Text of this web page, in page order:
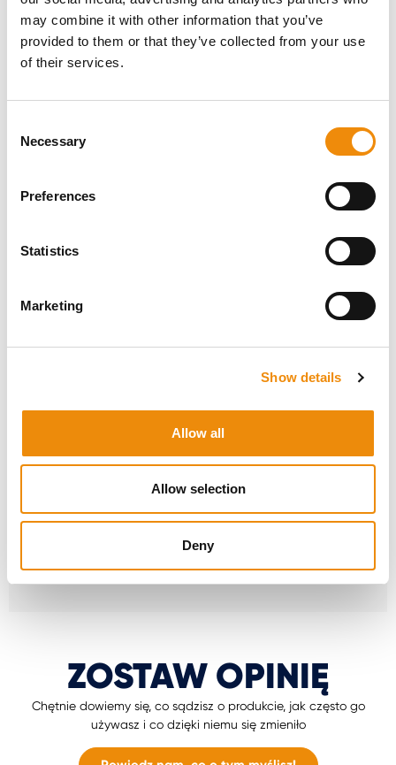
may combine it with other information that you’ve
provided to them or that they’ve collected from your use
of their services.
Selection
Necessary
Preferences
Statistics
Marketing
Show details
Allow all
Allow selection
Deny
Osobista porada
Czy chcesz uzyskać osobistą poradę
najlepsze dla Twojego konia? Po prostu zapytaj
dawek żywieniowych
MyCavalor.com to szybkie i przyjazne dla
odpowiednią dawkę żywieniową dla Twojego
konia.
Przejdź do MyCavalor
ZOSTAW OPINIĘ
Chętnie dowiemy się, co sądzisz o produkcie, jak często go
używasz i co dzięki niemu się zmieniło